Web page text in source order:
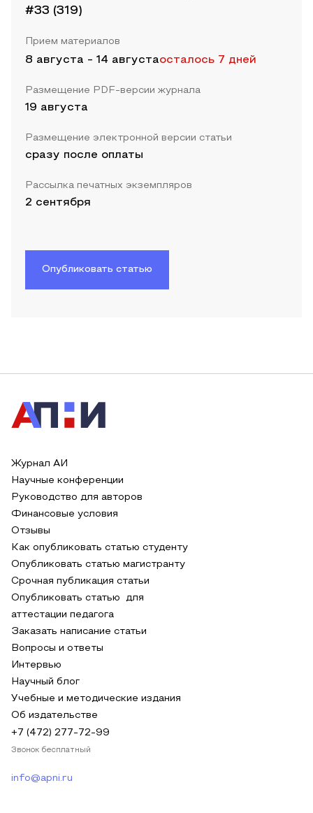
#33 (319)
Прием материалов
8 августа - 14 августаосталось 7 дней
Размещение PDF-версии журнала
19 августа
Размещение электронной версии статьи
сразу после оплаты
Рассылка печатных экземпляров
2 сентября
Опубликовать статью
Журнал АИ
Научные конференции
Руководство для авторов
Финансовые условия
Отзывы
Как опубликовать статью студенту
Опубликовать статью магистранту
Срочная публикация статьи
Опубликовать статью для
аттестации педагога
Заказать написание статьи
Вопросы и ответы
Интервью
Научный блог
Учебные и методические издания
Об издательстве
+7 (472) 277-72-99
Звонок бесплатный
info@apni.ru